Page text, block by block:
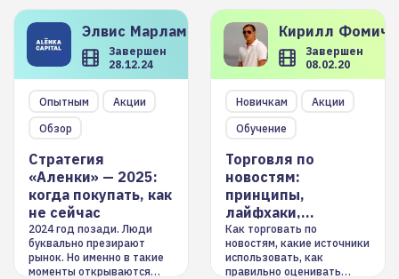
Элвис Марламов
Завершен
28.12.24
Опытным
Акции
Обзор
Стратегия
«Аленки» — 2025:
когда покупать, как
не сейчас
2024 год позади. Люди
буквально презирают
рынок. Но именно в такие
моменты открываются
Кирилл
Завершен
08.02.20
Новичкам
Акции
Обучение
Торговля по
новостям:
принципы,
лайфхаки,
инструменты
Как торговать по
новостям, какие источники
использовать, как
правильно оценивать